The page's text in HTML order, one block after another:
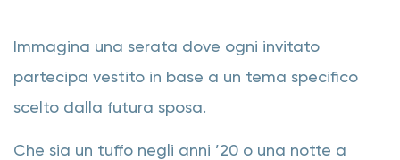
Immagina una serata dove ogni invitato
partecipa vestito in base a un tema specifico
scelto dalla futura sposa.
Che sia un tuffo negli anni ’20 o una notte a